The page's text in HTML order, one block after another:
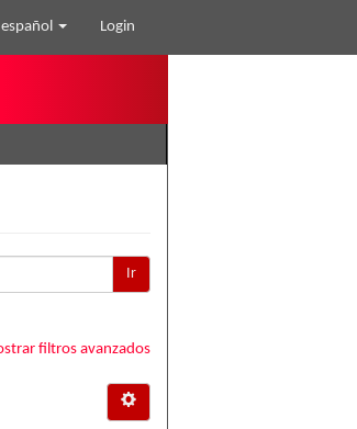
español Login
Ir
filtros avanzados